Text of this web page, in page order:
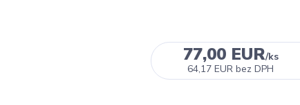
77,00 EUR/ks
64,17 EUR bez DPH